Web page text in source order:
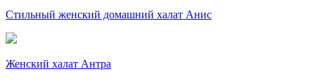
Стильный женский домашний халат Анис
Женский халат Антра